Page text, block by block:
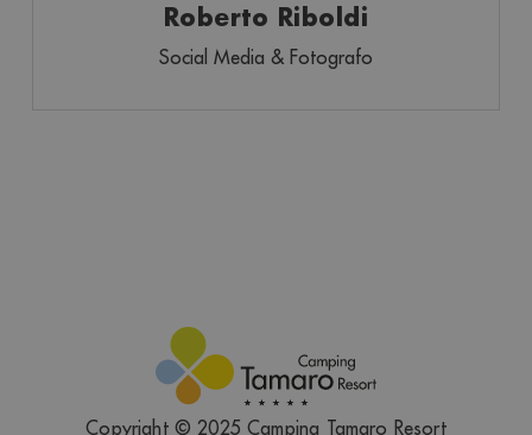
Roberto Riboldi
Social Media & Fotografo
Copyright © 2025 Camping Tamaro Resort